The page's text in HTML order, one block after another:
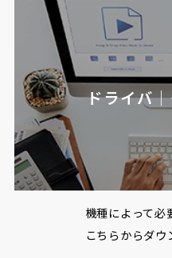
ドライバ
機種によって必
こちらからダウ